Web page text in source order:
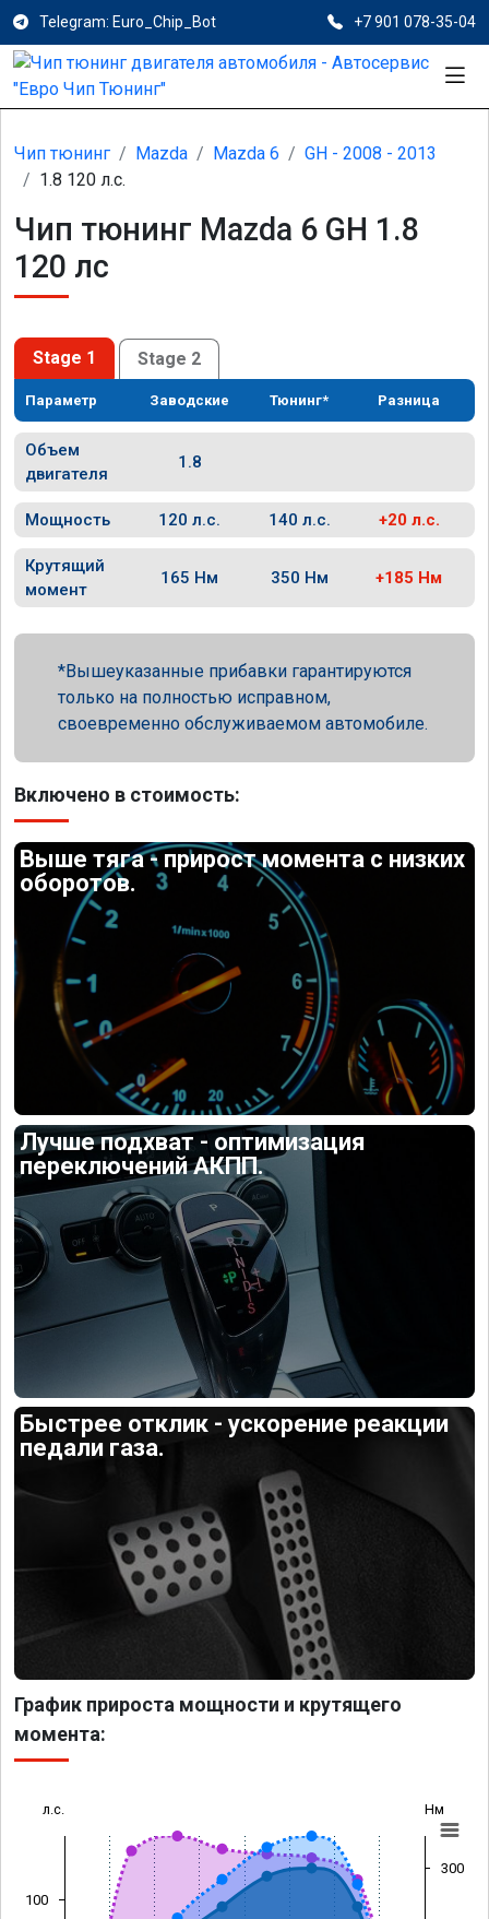
Telegram: Euro_Chip_Bot +7 901 078-35-04
Чип тюнинг Mazda Mazda 6
GH - 2008 - 2013
1.8 120 л.с.
Чип тюнинг Mazda 6 GH 1.8
120 лс
Stage 1 Stage 2
Параметр Заводские Тюнинг* Разница
Объем
двигателя
1.8
Мощность 120 л.с. 140 л.с. +20 л.с.
Крутящий
момент
165 Нм 350 Нм +185 Нм
Вышеуказанные прибавки гарантируются
только на полностью исправном,
своевременно обслуживаемом автомобиле.
Включено в стоимость:
Выше тяга - прирост момента с низких
оборотов.
Лучше подхват - оптимизация
переключений АКПП.
Быстрее отклик - ускорение реакции
педали газа.
График прироста мощности и крутящего
момента:
л.с. Нм
100
300